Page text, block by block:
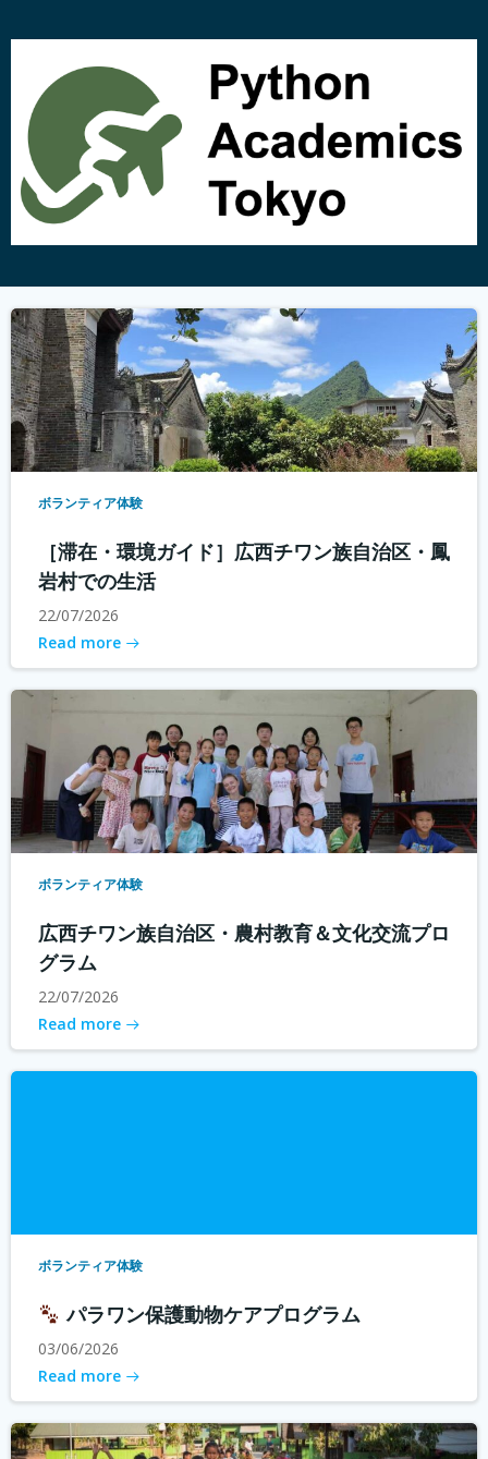
ン
ン
ツ
へ
キ
ッ
プ
ボランティア体験
［滞在・環境ガイド］広西チワン族自治区・鳳
岩村での生活
22/07/2026
Read more
ボランティア体験
広西チワン族自治区・農村教育＆文化交流プロ
グラム
22/07/2026
Read more
ボランティア体験
パラワン保護動物ケアプログラム
03/06/2026
Read more